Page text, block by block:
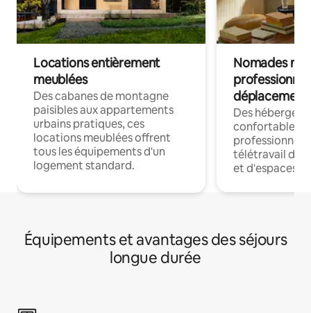
Locations entièrement
meublées
Des cabanes de montagne
paisibles aux appartements
urbains pratiques, ces
locations meublées offrent
tous les équipements d'un
logement standard.
Nomades
déplacement
Des
confortables
professionnels
télétravail
et d'espaces
Équipements et avantages des séjours
longue durée